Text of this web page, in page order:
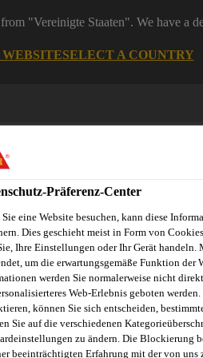
"Vereinigte Staaten". We have a
SELECT A COUNTRY
und Weiterbildung Kontakt
Präferenz-Center
Sie eine Website besuchen, kann diese
Dies geschieht meist in Form von
Ihre Einstellungen oder Ihr Gerät
um die erwartungsgemäße Funktion der
werden Sie normalerweise nicht
Web-Erlebnis geboten
können Sie sich entscheiden,
Sie auf die verschiedenen
zu ändern. Die Blockierung
beeinträchtigten Erfahrung mit der von uns